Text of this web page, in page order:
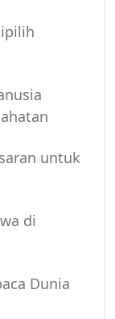
untuk
di
Dunia